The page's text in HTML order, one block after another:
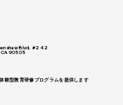
Blvd. #242
CA 90505
験型教育研修プログラムを提供します